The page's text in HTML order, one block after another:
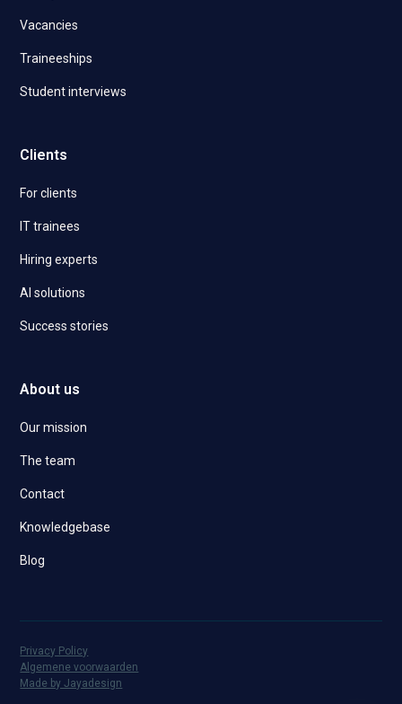
Vacancies
Traineeships
Student interviews
Clients
For clients
IT trainees
Hiring experts
AI solutions
Success stories
About us
Our mission
The team
Contact
Knowledgebase
Blog
Privacy Policy
Algemene voorwaarden
Made by Jayadesign